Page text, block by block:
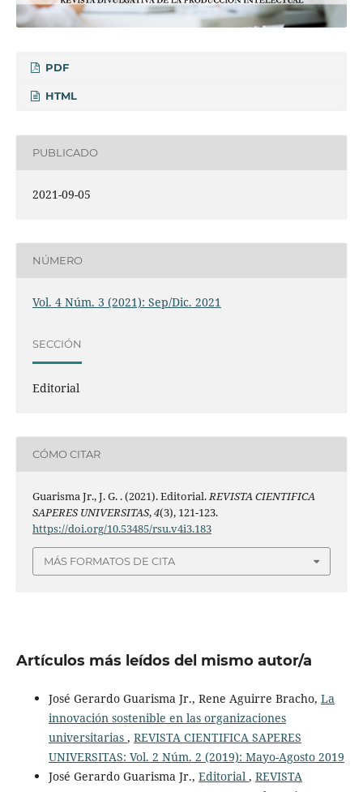
PDF
HTML
PUBLICADO
2021-09-05
NÚMERO
Vol. 4 Núm. 3 (2021): Sep/Dic. 2021
SECCIÓN
Editorial
CÓMO CITAR
Guarisma Jr., J. G. . (2021). Editorial.REVISTA CIENTIFICA
SAPERES UNIVERSITAS,4(3), 121-123.
https://doi.org/10.53485/rsu.v4i3.183
MÁS FORMATOS DE CITA
Artículos más leídos del mismo autor/a
José Gerardo Guarisma Jr., Rene Aguirre Bracho, La
innovación sostenible en las organizaciones
universitarias , REVISTA CIENTIFICA SAPERES
UNIVERSITAS: Vol. 2 Núm. 2 (2019): Mayo-Agosto 2019
José Gerardo Guarisma Jr., Editorial , REVISTA